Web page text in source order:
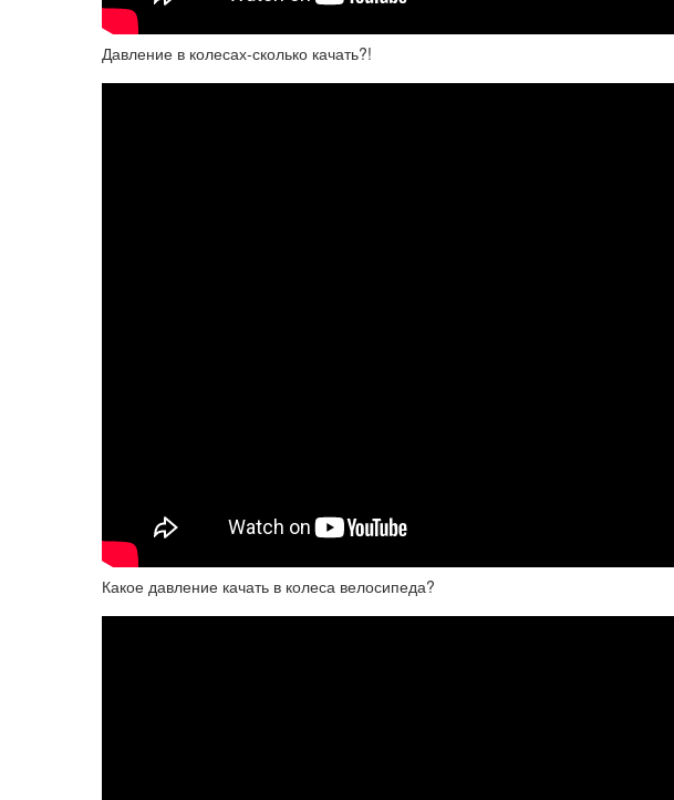
Давление в колесах-сколько качать?!
Какое давление качать в колеса велосипеда?